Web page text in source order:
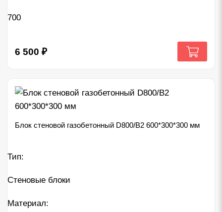
700
6 500 ₽
Блок стеновой газобетонный D800/B2 600*300*300 мм
Тип:
Стеновые блоки
Материал: